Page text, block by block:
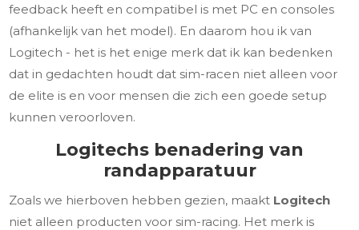
feedback heeft en compatibel is met PC en consoles
(afhankelijk van het model). En daarom hou ik van
Logitech - het is het enige merk dat ik kan bedenken
dat in gedachten houdt dat sim-racen niet alleen voor
de elite is en voor mensen die zich een goede setup
kunnen veroorloven.
Logitechs benadering van
randapparatuur
Zoals we hierboven hebben gezien, maakt Logitech
niet alleen producten voor sim-racing. Het merk is